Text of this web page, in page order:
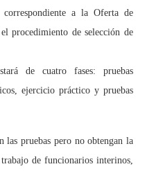
a la Oferta de
procedimiento de selección de
de cuatro fases: pruebas
ejercicio práctico y pruebas
las pruebas pero no obtengan la
de funcionarios interinos,